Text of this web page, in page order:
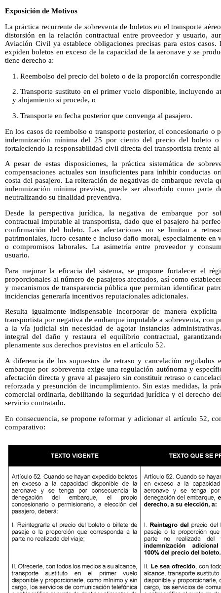
Exposición de Motivos
La práctica recurrente de sobreventa de boletos en el transporte
distorsión en la relación contractual entre proveedor y usuario,
Aviación Civil ya establece obligaciones precisas para estos
expiden boletos en exceso de la capacidad de la aeronave y se
tiene derecho a:
1. Reembolso del precio del boleto o de la proporción
2. Transporte sustituto en el primer vuelo disponible, incluyendo
y alojamiento si procede, o
3. Transporte en fecha posterior que convenga al pasajero.
En los casos de reembolso o transporte posterior, el concesionario o
indemnización mínima del 25 por ciento del precio del boleto
fortaleciendo la responsabilidad civil directa del transportista frente al
A pesar de estas disposiciones, la práctica sistemática de
compensaciones actuales son insuficientes para inhibir conductas
costa del pasajero. La reiteración de negativas de embarque revela
indemnización mínima prevista, puede ser absorbido como parte
neutralizando su finalidad preventiva.
Desde la perspectiva jurídica, la negativa de embarque por
contractual imputable al transportista, dado que el pasajero ha
confirmación del boleto. Las afectaciones no se limitan a
patrimoniales, lucro cesante e incluso daño moral, especialmente
o compromisos laborales. La asimetría entre proveedor y
usuario.
Para mejorar la eficacia del sistema, se propone fortalecer el
proporcionales al número de pasajeros afectados, así como
y mecanismos de transparencia pública que permitan identificar
incidencias generaría incentivos reputacionales adicionales.
Resulta igualmente indispensable incorporar de manera
transportista por negativa de embarque imputable a sobreventa, con
a la vía judicial sin necesidad de agotar instancias
integral del daño y restaura el equilibrio contractual,
plenamente sus derechos previstos en el artículo 52.
A diferencia de los supuestos de retraso y cancelación
embarque por sobreventa exige una regulación autónoma y
afectación directa y grave al pasajero sin constituir retraso o
reforzada y presunción de incumplimiento. Sin estas medidas, la
comercial ordinaria, debilitando la seguridad jurídica y el derecho
servicio contratado.
En consecuencia, se propone reformar y adicionar el artículo 52,
comparativo: